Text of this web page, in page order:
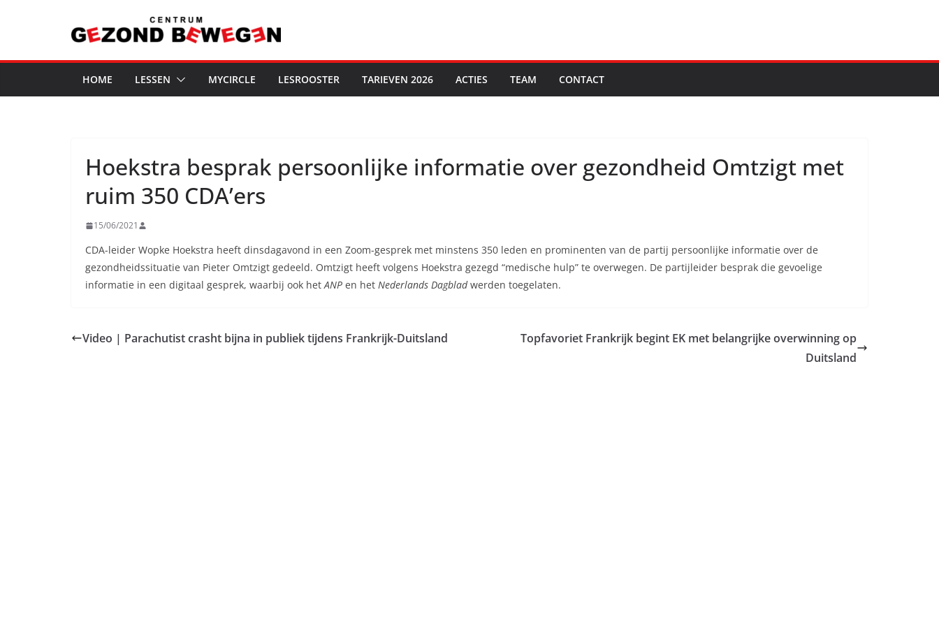
inhoud
HOME LESSEN MYCIRCLE LESROOSTER TARIEVEN 2026 ACTIES TEAM CONTACT
Hoekstra besprak persoonlijke informatie over gezondheid Omtzigt met
ruim 350 CDA’ers
15/06/2021
CDA-leider Wopke Hoekstra heeft dinsdagavond in een Zoom-gesprek met minstens 350 leden en prominenten van de partij persoonlijke informatie over de
gezondheidssituatie van Pieter Omtzigt gedeeld. Omtzigt heeft volgens Hoekstra gezegd “medische hulp” te overwegen. De partijleider besprak die gevoelige
informatie in een digitaal gesprek, waarbij ook hetANP en het Nederlands Dagbladwerden toegelaten.
Video | Parachutist crasht bijna in publiek tijdens Frankrijk-Duitsland
Topfavoriet Frankrijk begint EK met belangrijke overwinning op
Duitsland